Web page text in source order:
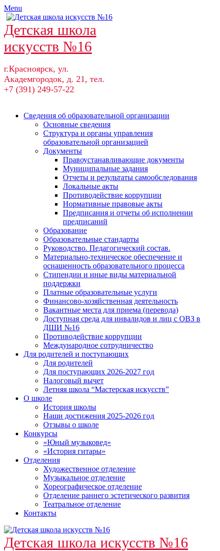
Skip
to
content
Menu
Детская школа
искусств №16
г.Красноярск, ул.
Академгородок, д. 21, тел.
+7 (391) 249-57-22
Сведения об образовательной организации
Основные сведения
Структура и органы управления
образовательной организацией
Документы
Правоустанавливающие документы
Муниципальные задания
Отчеты и результаты самообследования
Локальные акты
Противодействие коррупции
Нормативные правовые акты
Предписания и отчеты об исполнении
предписаний
Образование
Образовательные стандарты
Руководство. Педагогический состав.
Материально-техническое обеспечение и
оснащенность образовательного процесса
Стипендии и иные виды материальной
поддержки
Платные образовательные услуги
Финансово-хозяйственная деятельность
Вакантные места для приема (перевода)
Доступная среда для инвалидов и лиц с ОВЗ в
ДШИ №16
Противодействие коррупции
Международное сотрудничество
Для родителей и поступающих
Для родителей
Для поступающих 2026-2027 год
Налоговый вычет
Летняя школа “Мастерская искусств”
О школе
История школы
Наши достижения 2025-2026 год
Отзывы о школе
Конкурсы
«Юный музыковед»
«История гитары»
Отделения
Художественное отделение
Музыкальное отделение
Хореографическое отделение
Отделение раннего эстетического развития
Театральное отделение
Контакты
Детская школа искусств №16